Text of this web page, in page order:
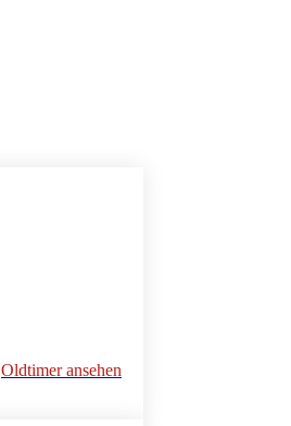
Oldtimer ansehen